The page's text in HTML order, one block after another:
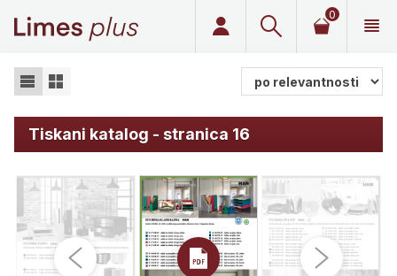
0
Tiskani katalog - stranica 16